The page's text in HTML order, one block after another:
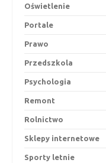
Oświetlenie
Portale
Prawo
Przedszkola
Psychologia
Remont
Rolnictwo
Sklepy internetowe
Sporty letnie